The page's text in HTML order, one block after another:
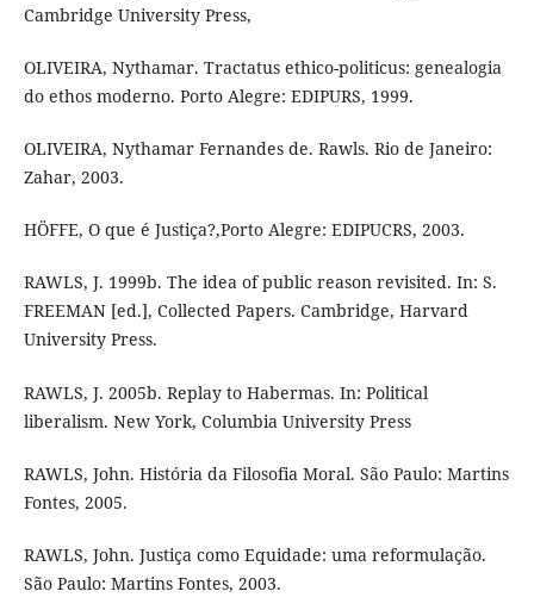
Cambridge University Press,
OLIVEIRA, Nythamar. Tractatus ethico-politicus: genealogia
do ethos moderno. Porto Alegre: EDIPURS, 1999.
OLIVEIRA, Nythamar Fernandes de. Rawls. Rio de Janeiro:
Zahar, 2003.
HÖFFE, O que é Justiça?,Porto Alegre: EDIPUCRS, 2003.
RAWLS, J. 1999b. The idea of public reason revisited. In: S.
FREEMAN [ed.], Collected Papers. Cambridge, Harvard
University Press.
RAWLS, J. 2005b. Replay to Habermas. In: Political
liberalism. New York, Columbia University Press
RAWLS, John. História da Filosofia Moral. São Paulo: Martins
Fontes, 2005.
RAWLS, John. Justiça como Equidade: uma reformulação.
São Paulo: Martins Fontes, 2003.